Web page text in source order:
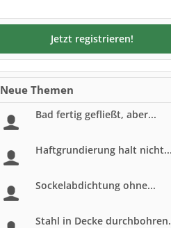
Jetzt registrieren!
Neue Themen
Bad fertig gefließt, aber...
Haftgrundierung halt nicht...
Sockelabdichtung ohne...
Stahl in Decke